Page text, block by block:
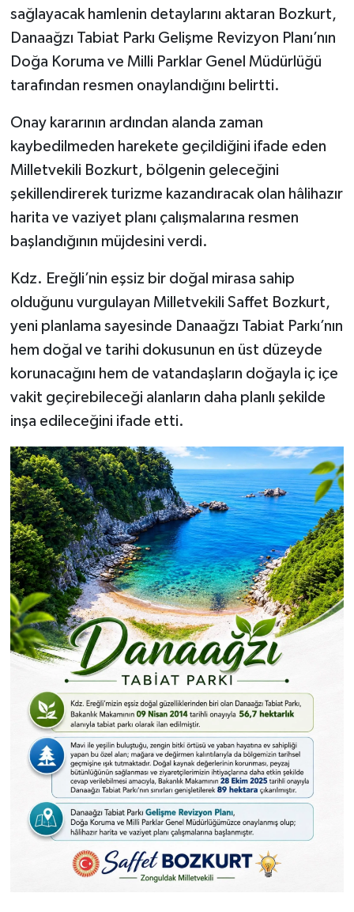
sağlayacak hamlenin detaylarını aktaran Bozkurt,
Danaağzı Tabiat Parkı Gelişme Revizyon Planı’nın
Doğa Koruma ve Milli Parklar Genel Müdürlüğü
tarafından resmen onaylandığını belirtti.
Onay kararının ardından alanda zaman
kaybedilmeden harekete geçildiğini ifade eden
Milletvekili Bozkurt, bölgenin geleceğini
şekillendirerek turizme kazandıracak olan hâlihazır
harita ve vaziyet planı çalışmalarına resmen
başlandığının müjdesini verdi.
Kdz. Ereğli’nin eşsiz bir doğal mirasa sahip
olduğunu vurgulayan Milletvekili Saffet Bozkurt,
yeni planlama sayesinde Danaağzı Tabiat Parkı’nın
hem doğal ve tarihi dokusunun en üst düzeyde
korunacağını hem de vatandaşların doğayla iç içe
vakit geçirebileceği alanların daha planlı şekilde
inşa edileceğini ifade etti.